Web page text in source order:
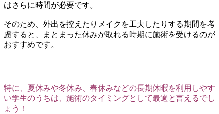
はさらに時間が必要です。
そのため、外出を控えたりメイクを工夫したりする期間を考
慮すると、まとまった休みが取れる時期に施術を受けるのが
おすすめです。
特に、夏休みや冬休み、春休みなどの長期休暇を利用しやす
い学生のうちは、施術のタイミングとして最適と言えるでし
ょう！